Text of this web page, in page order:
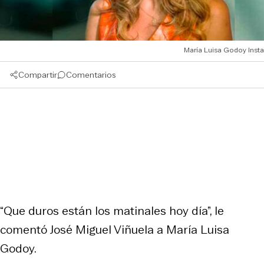
María Luisa Godoy Insta
Compartir Comentarios
“Que duros están los matinales hoy día”, le
comentó José Miguel Viñuela a María Luisa
Godoy.